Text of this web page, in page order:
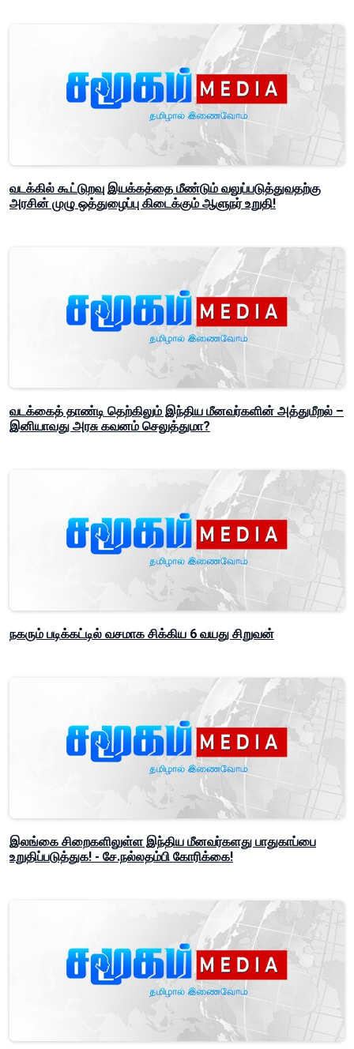
வடக்கில் கூட்டுறவு இயக்கத்தை மீண்டும் வலுப்படுத்துவதற்கு
அரசின் முழு ஒத்துழைப்பு கிடைக்கும் ஆளுநர் உறுதி!
வடக்கைத் தாண்டி தெற்கிலும் இந்திய மீனவர்களின் அத்துமீறல் –
இனியாவது அரசு கவனம் செலுத்துமா?
நகரும் படிக்கட்டில் வசமாக சிக்கிய 6 வயது சிறுவன்
இலங்கை சிறைகளிலுள்ள இந்திய மீனவர்களது பாதுகாப்பை
உறுதிப்படுத்துக! - சே.நல்லதம்பி கோரிக்கை!